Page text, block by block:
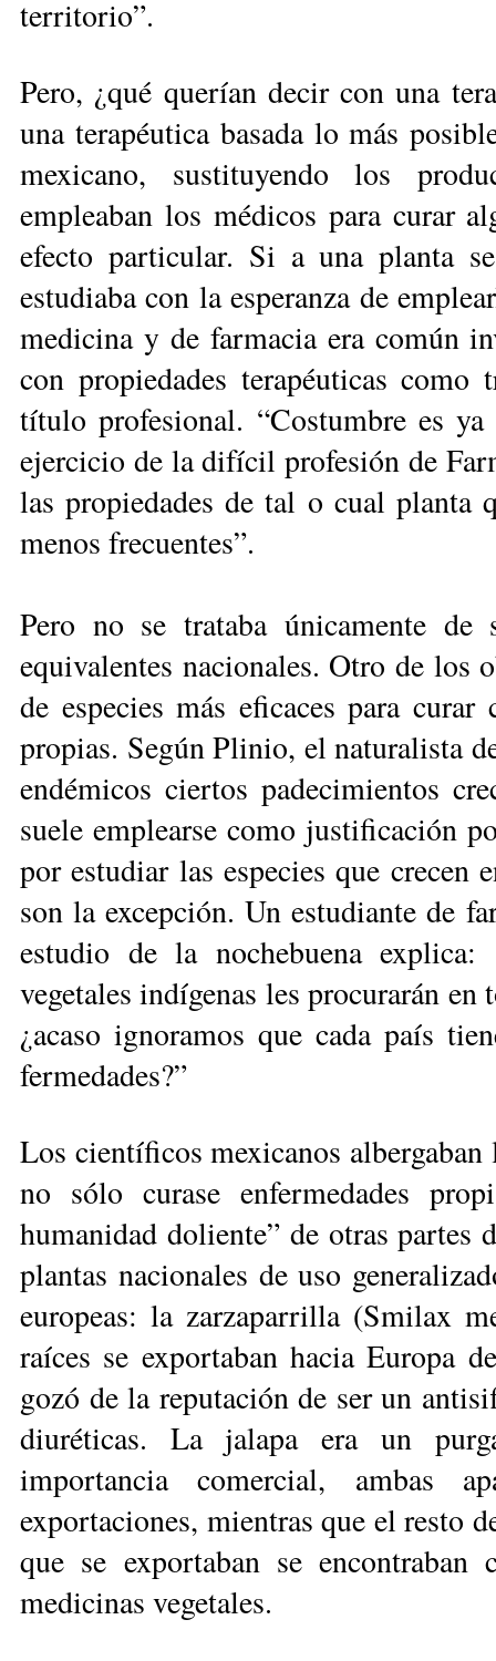
territorio”.
Pero, ¿qué querían decir con una
una terapéutica basada lo más
mexicano, sus­tituyendo los
empleaban los médicos para curar
efecto particular. Si a una planta
estudiaba con la es­peranza de
medicina y de farmacia era común
con propiedades terapéuticas
título profe­sional. “Costumbre es
ejercicio de la difícil profesión de
las propiedades de tal o cual planta
menos frecuentes”.
Pero no se trataba únicamente de
equivalentes nacionales. Otro de
de especies más eficaces para
propias. Según Plinio, el naturalista
endémicos ciertos padecimientos
suele emplearse como justificación
por estudiar las especies que crecen
son la excepción. Un estudiante de
estudio de la nochebuena
vegetales indígenas les procurarán
¿acaso ignoramos que cada país
fermedades?”
Los científicos mexicanos
no sólo curase enfermeda­des
humanidad dolien­te” de otras partes
plantas nacionales de uso
europeas: la zarzaparrilla (Smilax
raíces se exportaban hacia Europa
gozó de la reputación de ser un
diuréticas. La jalapa era un
importancia comercial, am­bas
exportaciones, mien­tras que el resto
que se exportaban se
medicinas vegetales.